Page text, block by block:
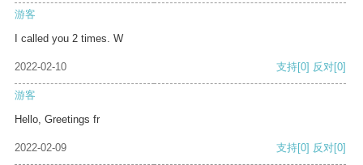
游客
I called you 2 times. W
2022-02-10 支持[0] 反对[0]
游客
Hello, Greetings fr
2022-02-09 支持[0] 反对[0]